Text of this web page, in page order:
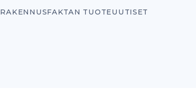
RAKENNUSFAKTAN TUOTEUUTISET